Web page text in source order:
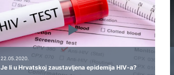
22.05.2020.
Je li u Hrvatskoj zaustavljena epidemija HIV-a?